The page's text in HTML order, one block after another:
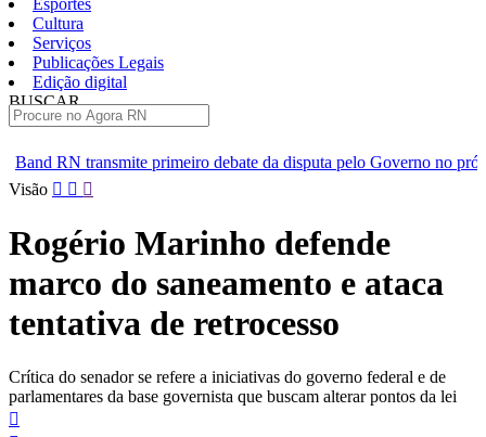
Esportes
Cultura
Serviços
Publicações Legais
Edição digital
BUSCAR
debate da disputa pelo Governo no próximo domingo 9
Pular
conteúdo
Visão
Rogério Marinho defende
marco do saneamento e ataca
tentativa de retrocesso
Crítica do senador se refere a iniciativas do governo federal e de
parlamentares da base governista que buscam alterar pontos da lei